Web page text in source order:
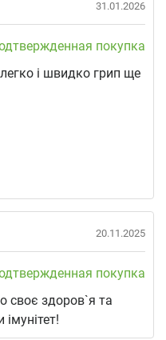
31.01.2026
покупка
і швидко грип ще
20.11.2025
покупка
своє здоров`я та